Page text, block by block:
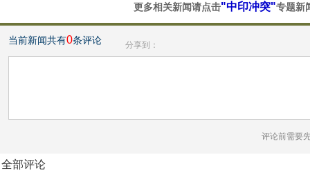
更多相关新闻请点击"中印冲突"专题新
当前新闻共有0条评论 分享到：
评论前需要
全部评论